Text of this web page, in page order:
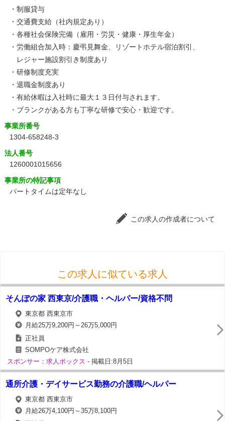
・制服貸与
・交通費支給（社内規定あり）
・各種社会保険完備（雇用・労災・健康・厚生年金）
・労働組合加入時：慶弔見舞金、リゾートホテル宿泊割引、
レジャー施設割引き制度あり
・研修制度充実
・退職金制度あり
・有給休暇は入社時に最大１３日付与されます。
・ブランクがある方も丁寧な研修で安心・歓迎です。
事業所番号
1304-658248-3
法人番号
1260001015656
事業所の特記事項
パートタイムは定年なし
この求人の作成者について
この求人に似ている求人
そんぽの家 西東京/介護職・ヘルパー/資格不問
東京都 西東京市
月給25万9,200円～26万5,000円
正社員
SOMPOケア株式会社
スポンサー：求人ボックス - 掲載日:8月5日
通所介護・デイサービス勤務の介護職/ヘルパー
東京都 西東京市
月給26万4,100円～35万8,100円